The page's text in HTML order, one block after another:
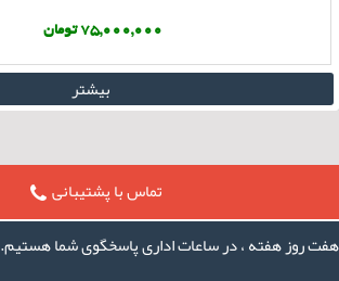
75,000,000 تومان
بیشتر
تماس با پشتیبانی
هفت روز هفته ، در ساعات اداری پاسخگوی شما هستیم.